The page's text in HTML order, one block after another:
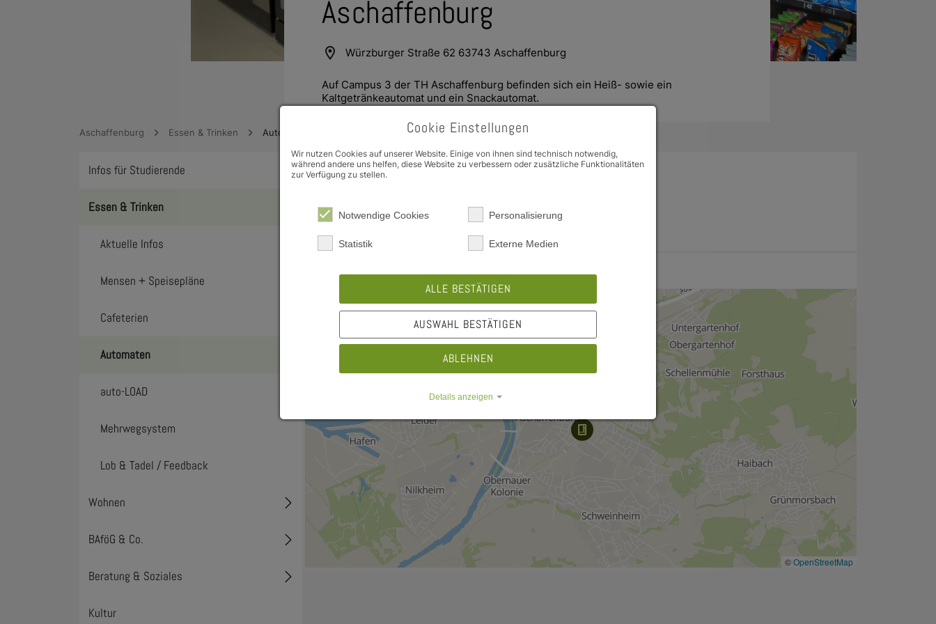
Aschaffenburg
location_on Würzburger Straße 62 63743 Aschaffenburg
Auf Campus 3 der TH Aschaffenburg befinden sich ein Heiß- sowie ein
Kaltgetränkeautomat und ein Snackautomat.
Aschaffenburg Essen & Trinken Automaten
schedule Jetzt Geschlossen
Karte
©OpenStreetMap
Infos für Studierende
Toggle Dropdown
Essen & Trinken
Toggle Dropdown
Aktuelle Infos
Mensen + Speisepläne
Cafeterien
Automaten
auto-LOAD
Mehrwegsystem
Lob & Tadel / Feedback
Wohnen
Toggle Dropdown
BAföG & Co.
Toggle Dropdown
Beratung & Soziales
Toggle Dropdown
Kultur
Cookie Einstellungen
Wir nutzen Cookies auf unserer Website. Einige von ihnen sind technisch notwendig,
während andere uns helfen, diese Website zu verbessern oder zusätzliche Funktionalitäten
zur Verfügung zu stellen.
Notwendige Cookies Personalisierung
Statistik Externe Medien
ALLE BESTÄTIGEN
AUSWAHL BESTÄTIGEN
ABLEHNEN
Details anzeigen
Impressum | Datenschutz